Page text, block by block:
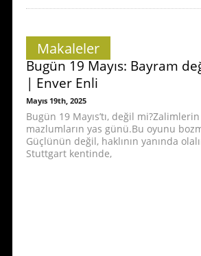
Makaleler
Bugün 19 Mayıs: Bayram
| Enver Enli
Mayıs 19th, 2025
Bugün 19 Mayıs’tı, değil
mazlumların yas günü.Bu oyunu
Güçlünün değil, haklının yanında
Stuttgart kentinde,